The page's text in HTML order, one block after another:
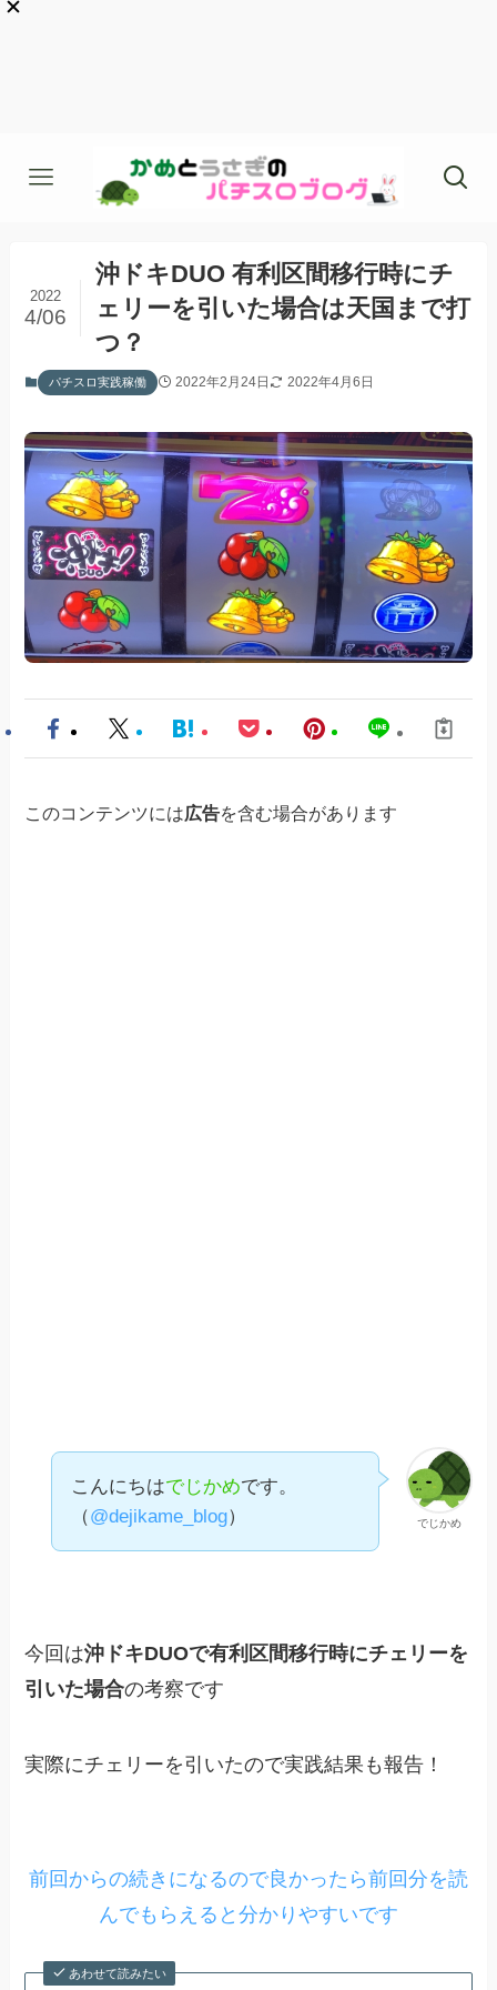
沖ドキDUO 有利区間移行時にチ
ェリーを引いた場合は天国まで打
つ？
2022
4/06
パチスロ実践稼働 2022年2月24日 2022年4月6日
このコンテンツには広告を含む場合があります
でじかめ
こんにちはでじかめです。
（@dejikame_blog）
今回は沖ドキDUOで有利区間移行時にチェリーを
引いた場合の考察です
実際にチェリーを引いたので実践結果も報告！
前回からの続きになるので良かったら前回分を読
んでもらえると分かりやすいです
あわせて読みたい